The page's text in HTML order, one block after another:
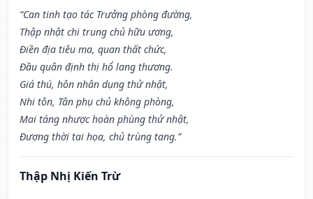
“Can tinh tạo tác Trưởng phòng đường,
Thập nhật chi trung chủ hữu ương,
Điền địa tiêu ma, quan thất chức,
Đầu quân định thị hổ lang thương.
Giá thú, hôn nhân dụng thử nhật,
Nhi tôn, Tân phụ chủ không phòng,
Mai táng nhược hoàn phùng thử nhật,
Đương thời tai họa, chủ trùng tang.”
Thập Nhị Kiến Trừ